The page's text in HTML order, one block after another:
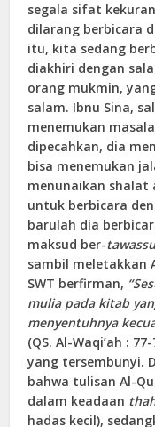
segala sifat
dilarang berbicara
itu, kita sedang
diakhiri dengan
orang mukmin,
salam. Ibnu Sina,
menemukan
dipecahkan, dia
bisa menemukan
menunaikan shalat
untuk berbicara
barulah dia
maksud ber-
sambil meletakkan
SWT berfirman,
mulia pada kitab
menyentuhnya
(QS. Al-Waqi’ah :
yang tersembunyi.
bahwa tulisan Al-
dalam keadaan
hadas kecil),